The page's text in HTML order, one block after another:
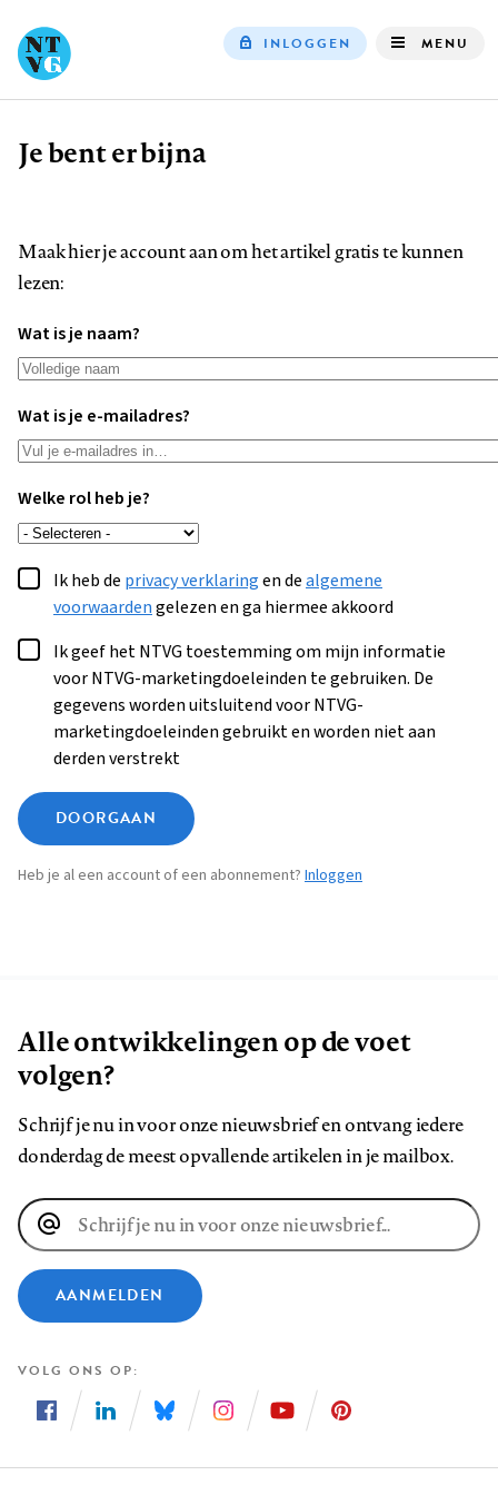
INLOGGEN MENU
Kruimelpad
Je bent er bijna
Maak hier je account aan om het artikel gratis te kunnen
lezen:
Wat is je naam?
Wat is je e-mailadres?
Welke rol heb je?
Ik heb de privacy verklaringen dealgemene
voorwaardengelezen en ga hiermee akkoord
Ik geef het NTVG toestemming om mijn informatie
voor NTVG-marketingdoeleinden te gebruiken. De
gegevens worden uitsluitend voor NTVG-
marketingdoeleinden gebruikt en worden niet aan
derden verstrekt
DOORGAAN
Heb je al een account of een abonnement? Inloggen
Alle ontwikkelingen op de voet
volgen?
Schrijf je nu in voor onze nieuwsbrief en ontvang iedere
donderdag de meest opvallende artikelen in je mailbox.
E-
mailadres
AANMELDEN
VOLG ONS OP
ons
ons
ons
ons
ons
ons